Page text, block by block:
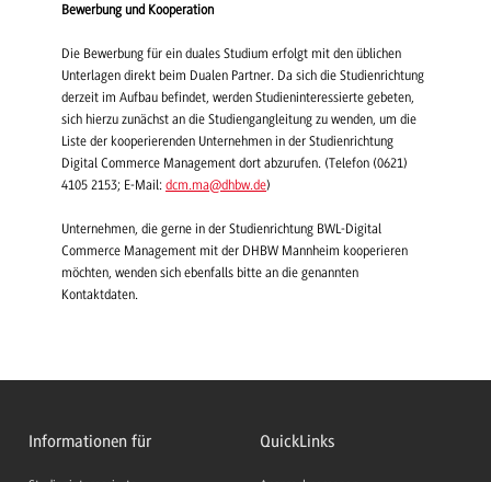
Bewerbung und Kooperation
Die Bewerbung für ein duales Studium erfolgt mit den üblichen
Unterlagen direkt beim Dualen Partner. Da sich die Studienrichtung
derzeit im Aufbau befindet, werden Studieninteressierte gebeten,
sich hierzu zunächst an die Studiengangleitung zu wenden, um die
Liste der kooperierenden Unternehmen in der Studienrichtung
Digital Commerce Management dort abzurufen. (Telefon (0621)
4105 2153; E-Mail: dcm.ma@dhbw.de)
Unternehmen, die gerne in der Studienrichtung BWL-Digital
Commerce Management mit der DHBW Mannheim kooperieren
möchten, wenden sich ebenfalls bitte an die genannten
Kontaktdaten.
Informationen für QuickLinks